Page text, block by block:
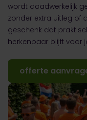
wordt daadwerkelijk
zonder extra uitleg of
geschenk dat
herkenbaar blijft voor
offerte